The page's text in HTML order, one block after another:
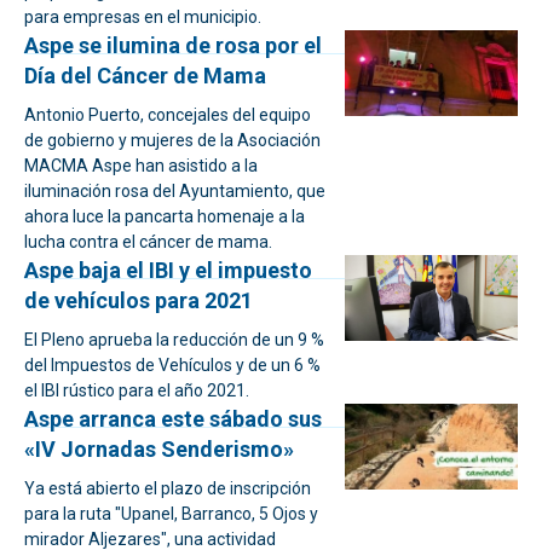
para empresas en el municipio.
Aspe se ilumina de rosa por el
Día del Cáncer de Mama
Antonio Puerto, concejales del equipo
de gobierno y mujeres de la Asociación
MACMA Aspe han asistido a la
iluminación rosa del Ayuntamiento, que
ahora luce la pancarta homenaje a la
lucha contra el cáncer de mama.
Aspe baja el IBI y el impuesto
de vehículos para 2021
El Pleno aprueba la reducción de un 9 %
del Impuestos de Vehículos y de un 6 %
el IBI rústico para el año 2021.
Aspe arranca este sábado sus
«IV Jornadas Senderismo»
Ya está abierto el plazo de inscripción
para la ruta "Upanel, Barranco, 5 Ojos y
mirador Aljezares", una actividad